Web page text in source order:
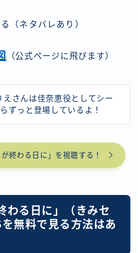
（ネタバレあり）
（公式ページに飛びます）
えさんは佳奈恵役としてシー
ずっと登場しているよ！
終わる日に」を視聴する！
わる日に」（きみセ
無料で見る方法はあ